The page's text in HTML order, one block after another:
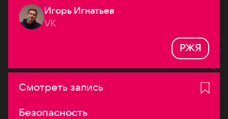
Игорь Игнатьев
VK
РЖЯ
Смотреть запись
Безопасность